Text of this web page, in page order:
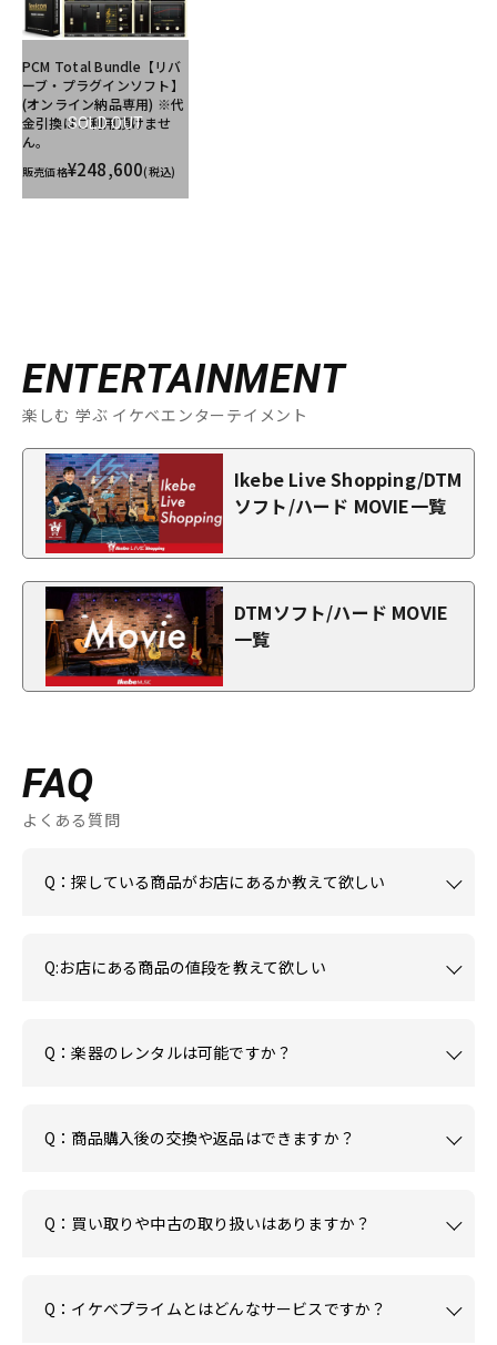
SOLD OUT
PCM Total Bundle【リバ
ーブ・プラグインソフト】
(オンライン納品専用) ※代
金引換はご利用頂けませ
ん。
販売価格¥248,600(税込)
ENTERTAINMENT
楽しむ 学ぶ イケベエンターテイメント
Ikebe Live Shopping/DTM
ソフト/ハード MOVIE一覧
DTMソフト/ハード MOVIE
一覧
FAQ
よくある質問
Q：探している商品がお店にあるか教えて欲しい
Q:お店にある商品の値段を教えて欲しい
Q：楽器のレンタルは可能ですか？
Q：商品購入後の交換や返品はできますか？
Q：買い取りや中古の取り扱いはありますか？
Q：イケベプライムとはどんなサービスですか？